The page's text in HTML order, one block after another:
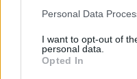
Personal Data
I want to opt-out of
personal data.
Opted In
spowiedzi, tylu komunii
Pisma Świętego, do
jak w Medziugorju.
jak i kardynałowie.